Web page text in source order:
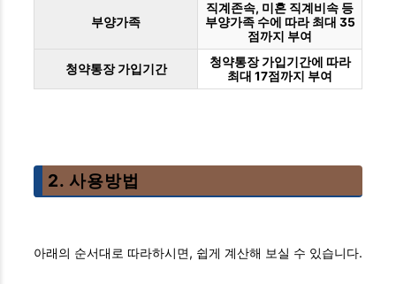
부양가족
직계존속, 미혼 직계비속 등
부양가족 수에 따라 최대 35
점까지 부여
청약통장 가입기간
청약통장 가입기간에 따라
최대 17점까지 부여
2. 사용방법
아래의 순서대로 따라하시면, 쉽게 계산해 보실 수 있습니다.